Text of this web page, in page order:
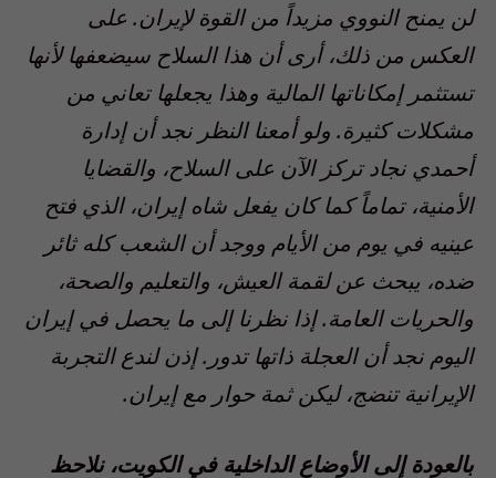
لن يمنح النووي مزيداً من القوة لإيران. على
العكس من ذلك، أرى أن هذا السلاح سيضعفها لأنها
تستثمر إمكاناتها المالية وهذا يجعلها تعاني من
مشكلات كثيرة. ولو أمعنا النظر نجد أن إدارة
أحمدي نجاد تركز الآن على السلاح، والقضايا
الأمنية، تماماً كما كان يفعل شاه إيران، الذي فتح
عينيه في يوم من الأيام ووجد أن الشعب كله ثائر
ضده، يبحث عن لقمة العيش، والتعليم والصحة،
والحريات العامة. إذا نظرنا إلى ما يحصل في إيران
اليوم نجد أن العجلة ذاتها تدور. إذن لندع التجربة
الإيرانية تنضج، ليكن ثمة حوار مع إيران.
بالعودة إلى الأوضاع الداخلية في الكويت، نلاحظ